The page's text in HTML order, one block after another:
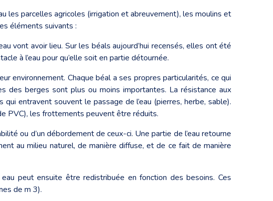
les parcelles agricoles (irrigation et abreuvement), les moulins et
éléments suivants :
vont avoir lieu. Sur les béals aujourd’hui recensés, elles ont été
à l’eau pour qu’elle soit en partie détournée.
environnement. Chaque béal a ses propres particularités, ce qui
berges sont plus ou moins importantes. La résistance aux
entravent souvent le passage de l’eau (pierres, herbe, sable).
PVC), les frottements peuvent être réduits.
ou d’un débordement de ceux-ci. Une partie de l’eau retourne
au milieu naturel, de manière diffuse, et de ce fait de manière
peut ensuite être redistribuée en fonction des besoins. Ces
de m 3).